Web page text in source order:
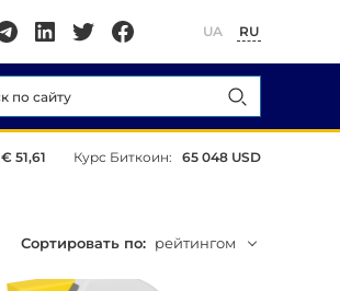
UA RU
€ 51,61 Курс Биткоин: 65 048 USD
Сортировать по: рейтингом